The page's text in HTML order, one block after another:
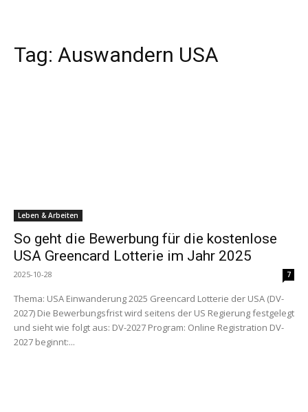
Tag: Auswandern USA
Leben & Arbeiten
So geht die Bewerbung für die kostenlose
USA Greencard Lotterie im Jahr 2025
2025-10-28 7
Thema: USA Einwanderung 2025 Greencard Lotterie der USA (DV-
2027) Die Bewerbungsfrist wird seitens der US Regierung festgelegt
und sieht wie folgt aus: DV-2027 Program: Online Registration DV-
2027 beginnt:...